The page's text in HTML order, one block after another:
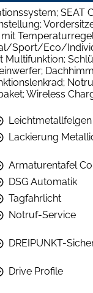
SEAT
Sport/Eco/
Wireless
Leichtmetallfelgen
Lackierung
Armaturentafel
DSG Automatik
Tagfahrlicht
Notruf-Service
DREIPUNKT-
Drive Profile